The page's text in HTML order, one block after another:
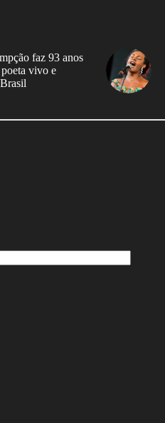
faz 93 anos
vivo e